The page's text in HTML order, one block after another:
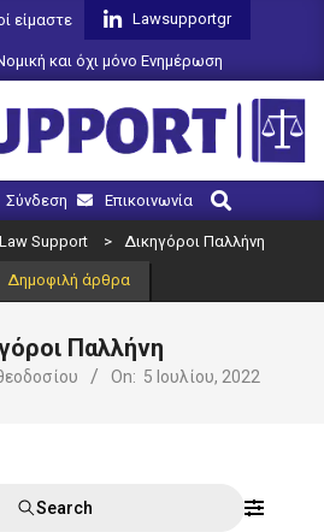
είμαστε Lawsupportgr
και όχι μόνο Ενημέρωση
Σύνδεση Επικοινωνία
Search
Law Support > Δικηγόροι Παλλήνη
Δημοφιλή άρθρα
Παλλήνη
On: 5 Ιουλίου, 2022
Search